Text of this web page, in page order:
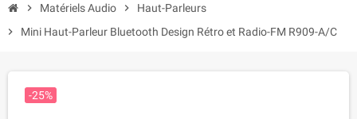
chevron_right Matériels Audio chevron_right
Haut-Parleurs
chevron_right
Mini Haut-Parleur Bluetooth Design Rétro et Radio-FM R909-A/C
-25%